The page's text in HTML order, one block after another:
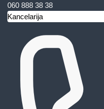
060 888 38 38
Kancelarija